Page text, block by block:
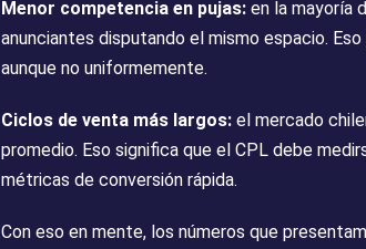
Menor competencia en pujas: en la mayoría
anunciantes disputando el mismo espacio.
aunque no uniformemente.
Ciclos de venta más largos: el mercado
promedio. Eso significa que el CPL debe
métricas de conversión rápida.
Con eso en mente, los números que